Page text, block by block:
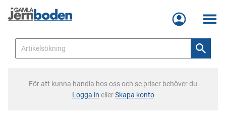
Meny
För att kunna handla hos oss och se priser behöver du
Logga in ellerSkapa konto